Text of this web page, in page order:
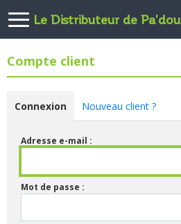
Le Distributeur de Pa'dou
Compte client
Connexion Nouveau client ?
Adresse e-mail :
Mot de passe :